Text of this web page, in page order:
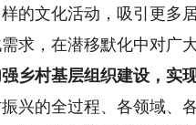
的文化活动，吸引更多
求，在潜移默化中对广
乡村基层组织建设，实
兴的全过程、各领域、